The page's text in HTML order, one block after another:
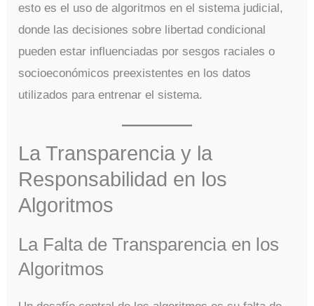
esto es el uso de algoritmos en el sistema judicial,
donde las decisiones sobre libertad condicional
pueden estar influenciadas por sesgos raciales o
socioeconómicos preexistentes en los datos
utilizados para entrenar el sistema.
La Transparencia y la
Responsabilidad en los
Algoritmos
La Falta de Transparencia en los
Algoritmos